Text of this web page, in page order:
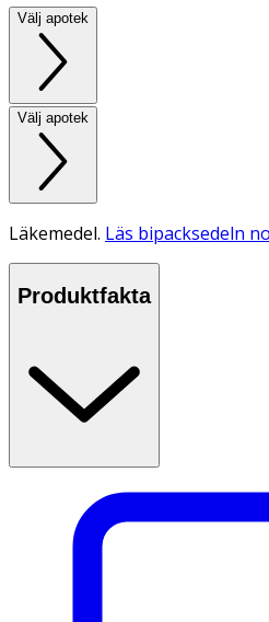
Välj apotek
Välj apotek
Läkemedel. Läs bipacksedeln
Produktfakta